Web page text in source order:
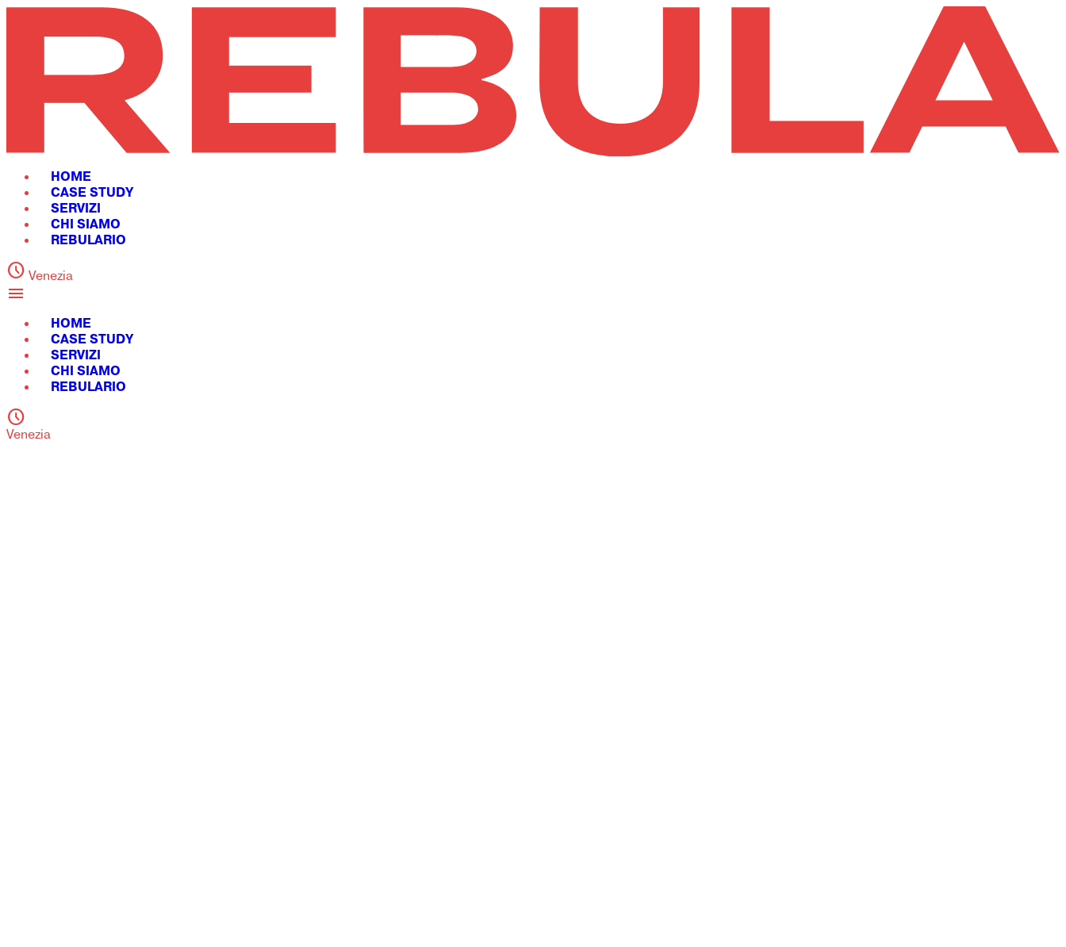
HOME
CASE STUDY
SERVIZI
CHI SIAMO
REBULARIO
schedule Venezia
menu
HOME
CASE STUDY
SERVIZI
CHI SIAMO
REBULARIO
schedule
Venezia